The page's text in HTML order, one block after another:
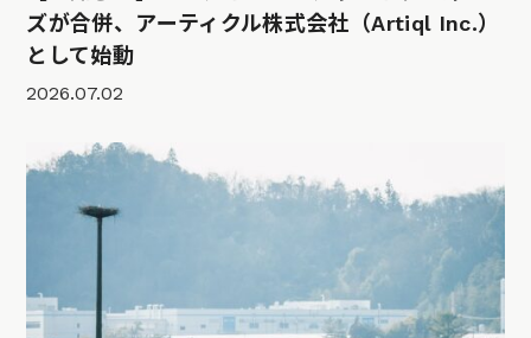
ズが合併、アーティクル株式会社（Artiql Inc.）
として始動
2026.07.02